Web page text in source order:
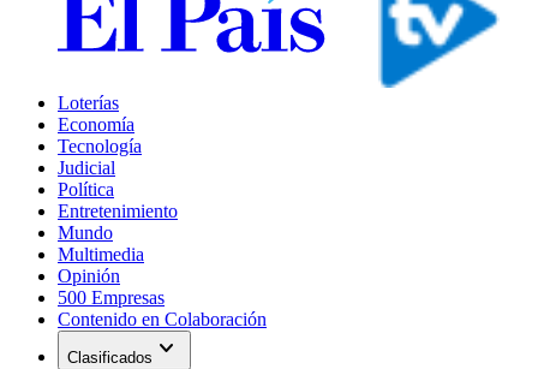
Loterías
Economía
Tecnología
Judicial
Política
Entretenimiento
Mundo
Multimedia
Opinión
500 Empresas
Contenido en Colaboración
Clasificados expand_more